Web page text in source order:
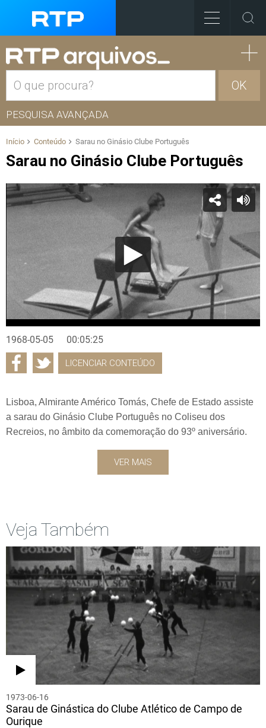
OK
PESQUISA AVANÇADA
Início Conteúdo Sarau no Ginásio Clube Português
Sarau no Ginásio Clube Português
1968-05-05 00:05:25
LICENCIAR CONTEÚDO
Lisboa, Almirante Américo Tomás, Chefe de Estado assiste
a sarau do Ginásio Clube Português no Coliseu dos
Recreios, no âmbito da comemoração do 93º aniversário.
VER MAIS
Veja Também
1973-06-16
Sarau de Ginástica do Clube Atlético de Campo de
Ourique